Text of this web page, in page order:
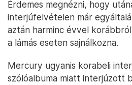
Érdemes megnézni, hogy
interjúfelvételen már
aztán harminc évvel
a lámás eseten sajnálkozna.
Mercury ugyanis korabeli
szólóalbuma miatt interjúzott